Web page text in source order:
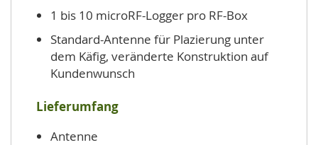
1 bis 10 microRF-Logger pro RF-Box
Standard-Antenne für Plazierung unter
dem Käfig, veränderte Konstruktion auf
Kundenwunsch
Lieferumfang
Antenne